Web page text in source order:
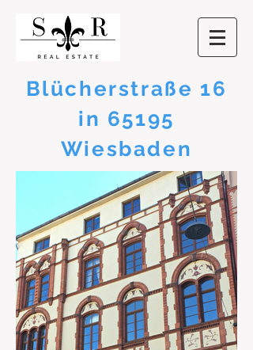
Blücherstraße 16
in 65195
Wiesbaden